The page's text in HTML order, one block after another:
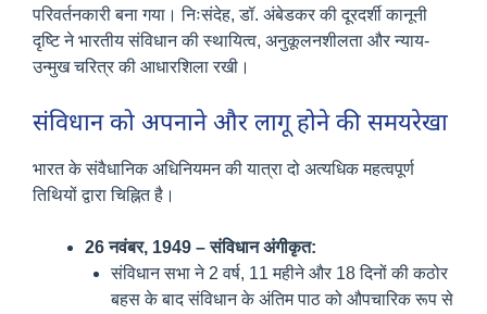
परिवर्तनकारी बना गया। निःसंदेह, डॉ. अंबेडकर की दूरदर्शी कानूनी
दृष्टि ने भारतीय संविधान की स्थायित्व, अनुकूलनशीलता और न्याय-
उन्मुख चरित्र की आधारशिला रखी।
संविधान को अपनाने और लागू होने की समयरेखा
भारत के संवैधानिक अधिनियमन की यात्रा दो अत्यधिक महत्वपूर्ण
तिथियों द्वारा चिह्नित है।
26 नवंबर, 1949 – संविधान अंगीकृत:
संविधान सभा ने 2 वर्ष, 11 महीने और 18 दिनों की कठोर
बहस के बाद संविधान के अंतिम पाठ को औपचारिक रूप से